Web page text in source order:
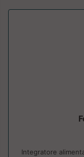
Integratore